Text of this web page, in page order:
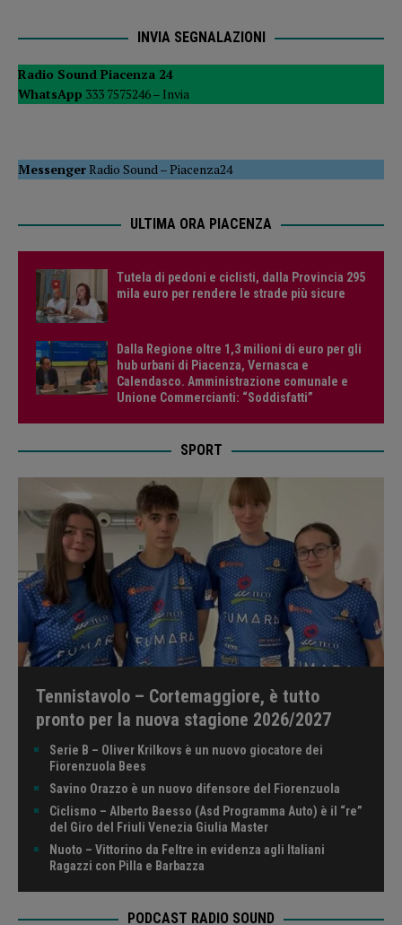
INVIA SEGNALAZIONI
Radio Sound Piacenza 24
WhatsApp 333 7575246 – Invia
MessengerRadio Sound–Piacenza24
ULTIMA ORA PIACENZA
Tutela di pedoni e ciclisti, dalla Provincia 295
mila euro per rendere le strade più sicure
Dalla Regione oltre 1,3 milioni di euro per gli
hub urbani di Piacenza, Vernasca e
Calendasco. Amministrazione comunale e
Unione Commercianti: “Soddisfatti”
SPORT
Tennistavolo – Cortemaggiore, è tutto
pronto per la nuova stagione 2026/2027
Serie B – Oliver Krilkovs è un nuovo giocatore dei
Fiorenzuola Bees
Savino Orazzo è un nuovo difensore del Fiorenzuola
Ciclismo – Alberto Baesso (Asd Programma Auto) è il “re”
del Giro del Friuli Venezia Giulia Master
Nuoto – Vittorino da Feltre in evidenza agli Italiani
Ragazzi con Pilla e Barbazza
PODCAST RADIO SOUND